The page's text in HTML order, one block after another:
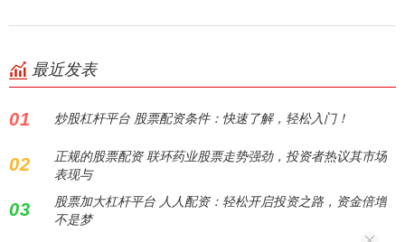
最近发表
01 炒股杠杆平台 股票配资条件：快速了解，轻松入门！
02
正规的股票配资 联环药业股票走势强劲，投资者热议其市场
表现与
03
股票加大杠杆平台 人人配资：轻松开启投资之路，资金倍增
不是梦